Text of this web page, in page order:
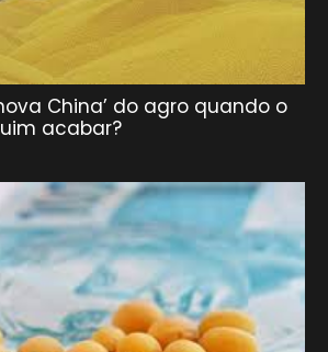
China’ do agro quando o
acabar?